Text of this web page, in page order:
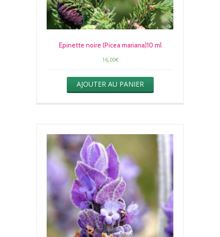
Epinette noire (Picea mariana)10 ml
16,00€
AJOUTER AU PANIER